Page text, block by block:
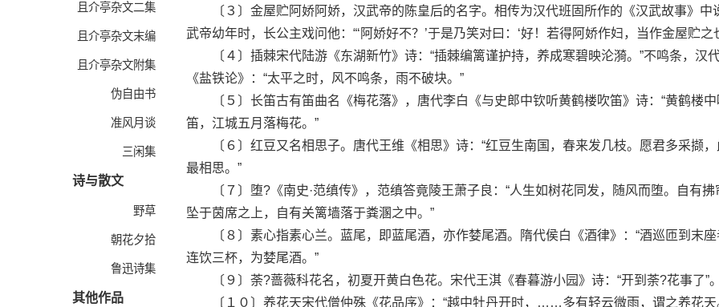
且介亭杂文二集
且介亭杂文末编
且介亭杂文附集
伪自由书
准风月谈
三闲集
诗与散文
野草
朝花夕拾
鲁迅诗集
其他作品
〔３〕金屋贮阿娇阿娇，汉武帝的陈皇后的名字。相传为汉代班固所作的《汉武故事》中
武帝幼年时，长公主戏问他：“‘阿娇好不？’于是乃笑对曰：‘好！若得阿娇作妇，当作金屋贮之
〔４〕插棘宋代陆游《东湖新竹》诗：“插棘编篱谨护持，养成寒碧映沦漪。”不鸣条，汉
《盐铁论》：“太平之时，风不鸣条，雨不破块。”
〔５〕长笛古有笛曲名《梅花落》，唐代李白《与史郎中钦听黄鹤楼吹笛》诗：“黄鹤楼中
笛，江城五月落梅花。”
〔６〕红豆又名相思子。唐代王维《相思》诗：“红豆生南国，春来发几枝。愿君多采撷，
最相思。”
〔７〕堕?《南史·范缜传》，范缜答竟陵王萧子良：“人生如树花同发，随风而堕。自有拂
坠于茵席之上，自有关篱墙落于粪溷之中。”
〔８〕素心指素心兰。蓝尾，即蓝尾酒，亦作婪尾酒。隋代侯白《酒律》：“酒巡匝到末座
连饮三杯，为婪尾酒。”
〔９〕荼?蔷薇科花名，初夏开黄白色花。宋代王淇《春暮游小园》诗：“开到荼?花事了”。
〔１０〕养花天宋代僧仲殊《花品序》：“越中牡丹开时，……多有轻云微雨，谓之养花天